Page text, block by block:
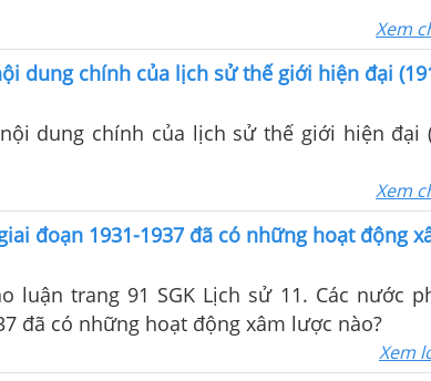
Xem
dung chính của lịch sử thế giới hiện đại
dung chính của lịch sử thế giới hiện đại
Xem
đoạn 1931-1937 đã có những hoạt động
luận trang 91 SGK Lịch sử 11. Các nước
đã có những hoạt động xâm lược nào?
Xem